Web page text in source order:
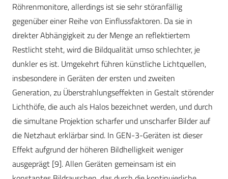
Röhrenmonitore, allerdings ist sie sehr störanfällig
gegenüber einer Reihe von Einflussfaktoren. Da sie in
direkter Abhängigkeit zu der Menge an reflektiertem
Restlicht steht, wird die Bildqualität umso schlechter, je
dunkler es ist. Umgekehrt führen künstliche Lichtquellen,
insbesondere in Geräten der ersten und zweiten
Generation, zu Überstrahlungseffekten in Gestalt störender
Lichthöfe, die auch als Halos bezeichnet werden, und durch
die simultane Projektion scharfer und unscharfer Bilder auf
die Netzhaut erklärbar sind. In GEN-3-Geräten ist dieser
Effekt aufgrund der höheren Bildhelligkeit weniger
ausgeprägt [9]. Allen Geräten gemeinsam ist ein